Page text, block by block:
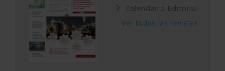
Calendario Editorial
Ver todas las revistas